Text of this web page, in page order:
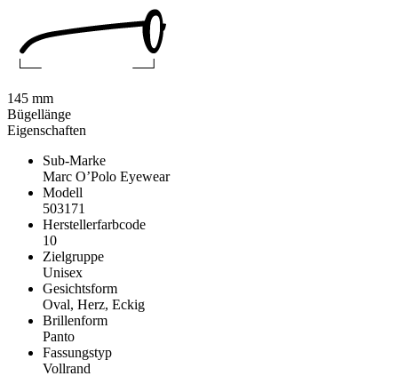
Eigenschaften
Sub-Marke
Marc O’Polo Eyewear
Modell
503171
Herstellerfarbcode
10
Zielgruppe
Unisex
Gesichtsform
Oval, Herz, Eckig
Brillenform
Panto
Fassungstyp
Vollrand
145 mm
Bügellänge